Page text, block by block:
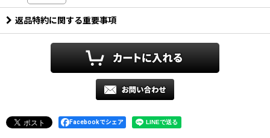
返品特約に関する重要事項
Facebookでシェア